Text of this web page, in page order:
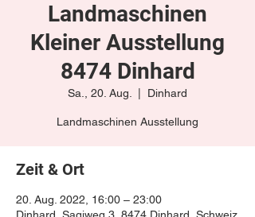
Landmaschinen
Kleiner Ausstellung
8474 Dinhard
Sa., 20. Aug. Dinhard
Landmaschinen Ausstellung
Zeit & Ort
20. Aug. 2022, 16:00 – 23:00